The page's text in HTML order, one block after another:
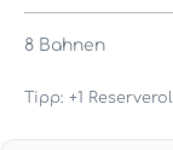
8 Bahnen
Tipp: +1